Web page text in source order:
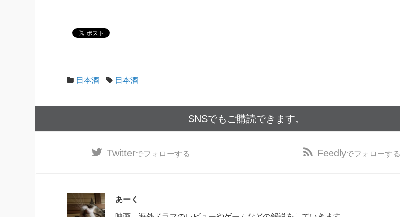
日本酒 日本酒
SNSでもご購読できます。
Twitterでフォローする Feedlyでフォローする
あーく